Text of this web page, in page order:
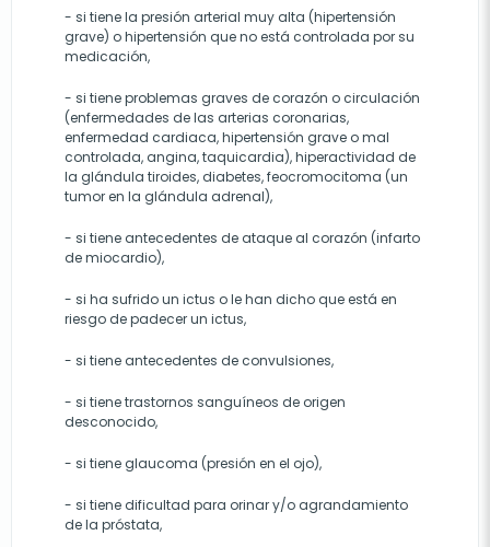
- si tiene la presión arterial muy alta (hipertensión
grave) o hipertensión que no está controlada por su
medicación,
- si tiene problemas graves de corazón o circulación
(enfermedades de las arterias coronarias,
enfermedad cardiaca, hipertensión grave o mal
controlada, angina, taquicardia), hiperactividad de
la glándula tiroides, diabetes, feocromocitoma (un
tumor en la glándula adrenal),
- si tiene antecedentes de ataque al corazón (infarto
de miocardio),
- si ha sufrido un ictus o le han dicho que está en
riesgo de padecer un ictus,
- si tiene antecedentes de convulsiones,
- si tiene trastornos sanguíneos de origen
desconocido,
- si tiene glaucoma (presión en el ojo),
- si tiene dificultad para orinar y/o agrandamiento
de la próstata,